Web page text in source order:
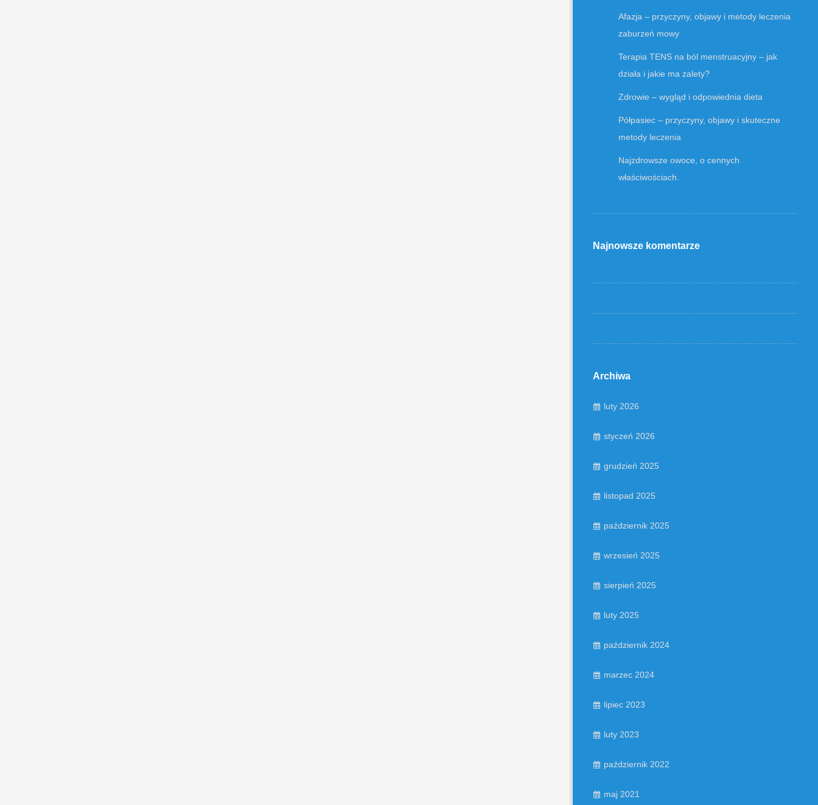
Afazja – przyczyny, objawy i metody leczenia
zaburzeń mowy
Terapia TENS na ból menstruacyjny – jak
działa i jakie ma zalety?
Zdrowie – wygląd i odpowiednia dieta
Półpasiec – przyczyny, objawy i skuteczne
metody leczenia
Najzdrowsze owoce, o cennych
właściwościach.
Najnowsze komentarze
Archiwa
luty 2026
styczeń 2026
grudzień 2025
listopad 2025
październik 2025
wrzesień 2025
sierpień 2025
luty 2025
październik 2024
marzec 2024
lipiec 2023
luty 2023
październik 2022
maj 2021